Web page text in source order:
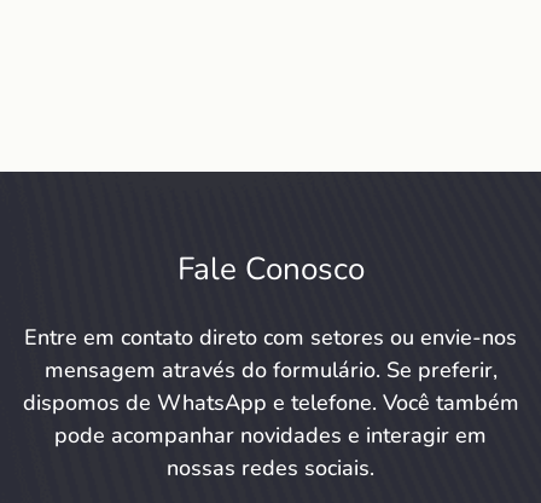
Fale Conosco
Entre em contato direto com setores ou envie-nos
mensagem através do formulário. Se preferir,
dispomos de WhatsApp e telefone. Você também
pode acompanhar novidades e interagir em
nossas redes sociais.